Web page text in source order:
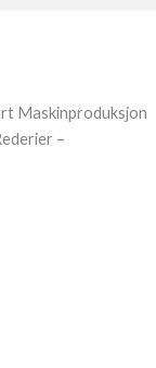
Maskinproduksjon
–